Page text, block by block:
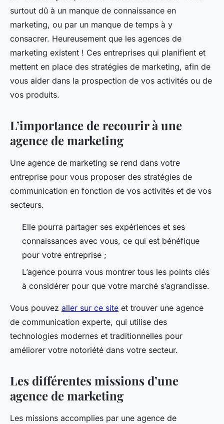
pour améliorer votre stratégie
de marketing ?
pascale• 8 octobre 2023•2 min de lecture
surtout dû à un manque de connaissance en
marketing, ou par un manque de temps à y
consacrer. Heureusement que les agences de
marketing existent ! Ces entreprises qui planifient et
mettent en place des stratégies de marketing, afin de
vous aider dans la prospection de vos activités ou de
vos produits.
L’importance de recourir à une
agence de marketing
Une agence de marketing se rend dans votre
entreprise pour vous proposer des stratégies de
communication en fonction de vos activités et de vos
secteurs.
Elle pourra partager ses expériences et ses
connaissances avec vous, ce qui est bénéfique
pour votre entreprise ;
L’agence pourra vous montrer tous les points clés
à considérer pour que votre marché s’agrandisse.
Vous pouvez aller sur ce site et trouver une agence
de communication experte, qui utilise des
technologies modernes et traditionnelles pour
améliorer votre notoriété dans votre secteur.
Les différentes missions d’une
agence de marketing
Les missions accomplies par une agence de